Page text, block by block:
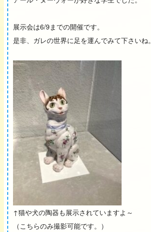
展示会は6/9までの開催です。
是非、ガレの世界に足を運んでみて下さいね。
↑猫や犬の陶器も展示されていますよ～
（こちらのみ撮影可能です。）